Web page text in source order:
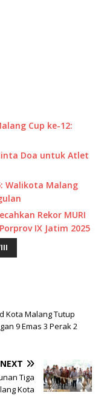
Cup ke-12:
Doa untuk Atlet
Walikota Malang
Rekor MURI
IX Jatim 2025
Kota Malang Tutup
9 Emas 3 Perak 2
NEXT
Tiga
Kota